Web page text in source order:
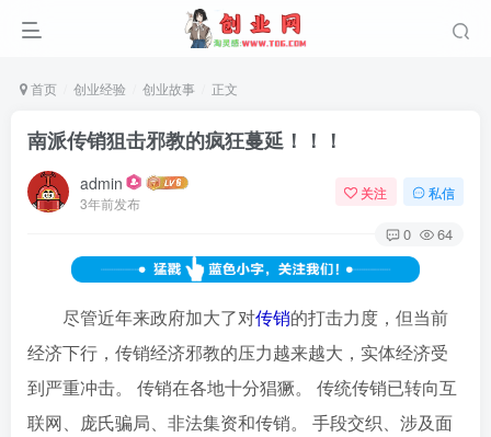
首页 创业经验 创业故事 正文
南派传销狙击邪教的疯狂蔓延！！！
admin
3年前发布
关注 私信
0 64
尽管近年来政府加大了对传销的打击力度，但当前
经济下行，传销经济邪教的压力越来越大，实体经济受
到严重冲击。 传销在各地十分猖獗。 传统传销已转向互
联网、庞氏骗局、非法集资和传销。 手段交织、涉及面